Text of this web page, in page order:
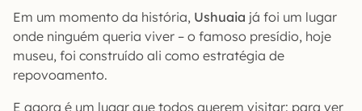
Em um momento da história, Ushuaia já foi um lugar
onde ninguém queria viver – o famoso presídio, hoje
museu, foi construído ali como estratégia de
repovoamento.
E agora é um lugar que todos querem visitar: para ver